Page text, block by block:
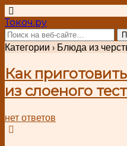
Токоч.ру
Категории › Блюда из
Как
из слоеного
нет ответов